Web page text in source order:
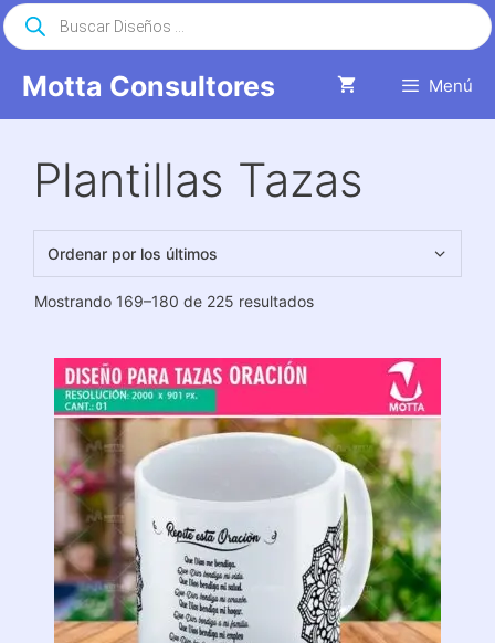
Saltar
al
Motta Consultores Menú
Búsqueda
de
productos
Plantillas Tazas
Mostrando 169–180 de 225 resultadosOrdenado